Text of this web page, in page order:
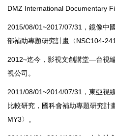
DMZ International Documentary
2015/08/01~2017/07/31，鏡像中
部補助專題研究計畫〈NSC104-
2012~迄今，影視文創講堂—台視
視公司。
2011/08/01~2014/07/31，東亞視
比較研究，國科會補助專題研究
MY3〉。